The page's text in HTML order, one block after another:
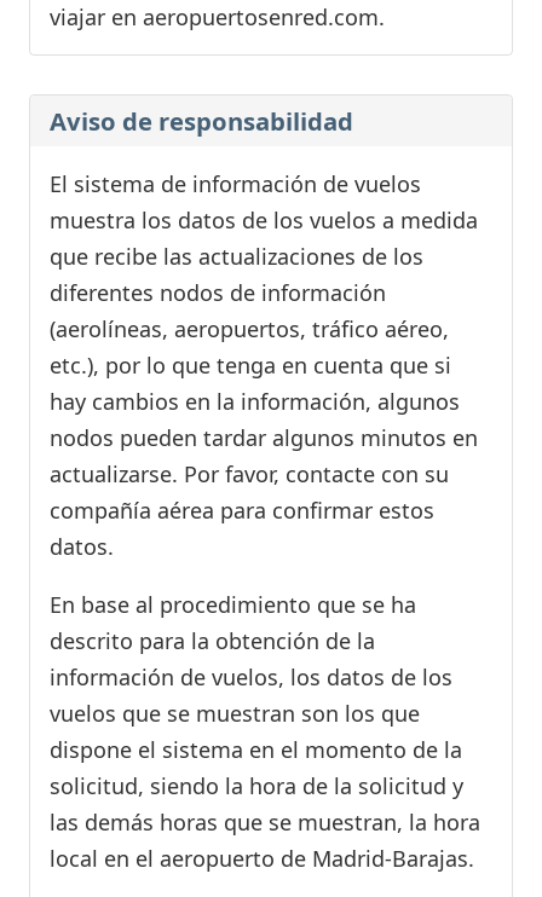
viajar en aeropuertosenred.com.
Aviso de responsabilidad
El sistema de información de vuelos
muestra los datos de los vuelos a medida
que recibe las actualizaciones de los
diferentes nodos de información
(aerolíneas, aeropuertos, tráfico aéreo,
etc.), por lo que tenga en cuenta que si
hay cambios en la información, algunos
nodos pueden tardar algunos minutos en
actualizarse. Por favor, contacte con su
compañía aérea para confirmar estos
datos.
En base al procedimiento que se ha
descrito para la obtención de la
información de vuelos, los datos de los
vuelos que se muestran son los que
dispone el sistema en el momento de la
solicitud, siendo la hora de la solicitud y
las demás horas que se muestran, la hora
local en el aeropuerto de Madrid-Barajas.